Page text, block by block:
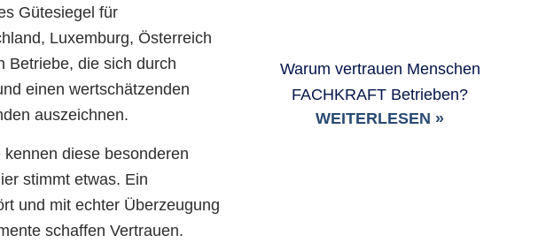
Gütesiegel für
Luxemburg, Österreich
Betriebe, die sich durch
einen wertschätzenden
auszeichnen.
diese besonderen
stimmt etwas. Ein
und mit echter Überzeugung
schaffen Vertrauen.
Warum vertrauen Menschen
FACHKRAFT Betrieben?
WEITERLESEN »